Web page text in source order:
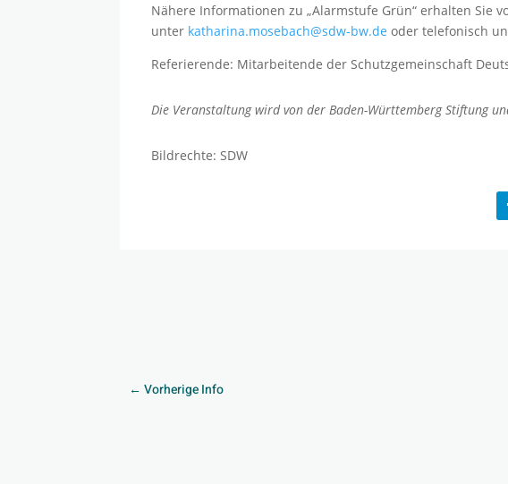
Nähere Informationen zu „Alarmstufe Grün“ erhalten Sie
unter katharina.mosebach@sdw-bw.de oder telefonisch
Referierende: Mitarbeitende der Schutzgemeinschaft
Die Veranstaltung wird von der Baden-Württemberg Stiftung
Bildrechte: SDW
←Vorherige Info